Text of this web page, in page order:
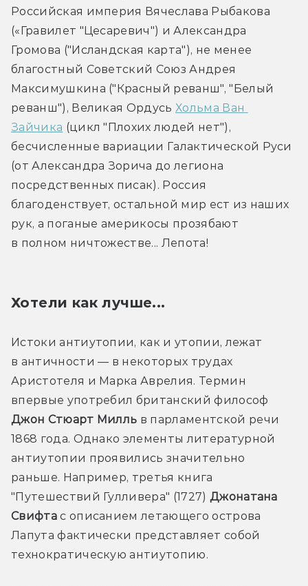
Российская империя Вячеслава Рыбакова
(«Гравилет "Цесаревич") и Александра
Громова ("Исландская карта"), не менее
благостный Советский Союз Андрея
Максимушкина ("Красный реванш", "Белый
реванш"), Великая Ордусь Хольма Ван
Зайчика (цикл "Плохих людей нет"),
бесчисленные вариации Галактической Руси
(от Александра Зорича до легиона
посредственных писак). Россия
благоденствует, остальной мир ест из наших
рук, а поганые америкосы прозябают
в полном ничтожестве... Лепота!
Хотели как лучше...
Истоки антиутопии, как и утопии, лежат
в античности — в некоторых трудах
Аристотеля и Марка Аврелия. Термин
Джон Стюарт Милль в парламентской речи
1868 года. Однако элементы литературной
антиутопии проявились значительно
раньше. Например, третья книга
"Путешествий Гулливера" (1727) Джонатана
Свифта с описанием летающего острова
Лапута фактически представляет собой
технократическую антиутопию.